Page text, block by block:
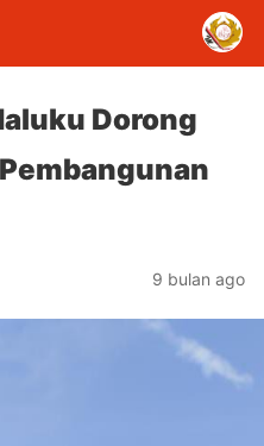
Dorong
9 bulan ago